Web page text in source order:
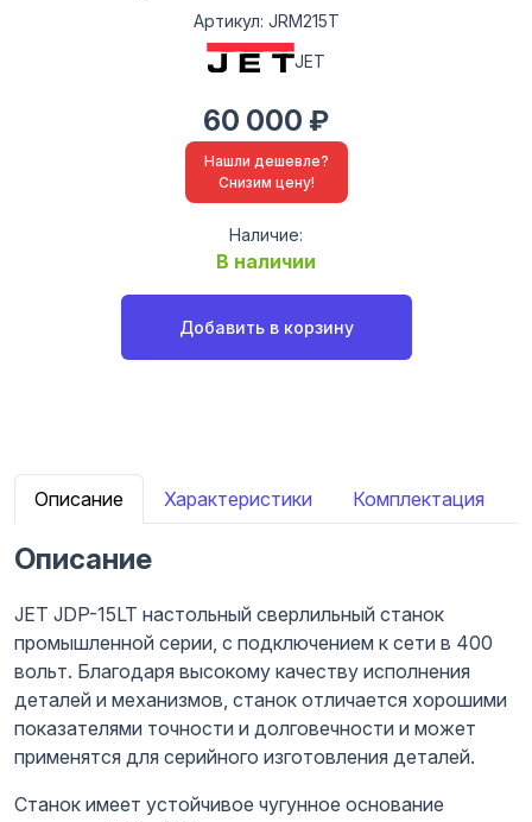
Артикул: JRM215T
JET
60 000 ₽
Нашли дешевле?
Снизим цену!
Наличие:
В наличии
Добавить в корзину
Описание Характеристики Комплектация
Описание
JET JDP-15LT настольный сверлильный станок
промышленной серии, с подключением к сети в 400
вольт. Благодаря высокому качеству исполнения
деталей и механизмов, станок отличается хорошими
показателями точности и долговечности и может
применятся для серийного изготовления деталей.
Станок имеет устойчивое чугунное основание